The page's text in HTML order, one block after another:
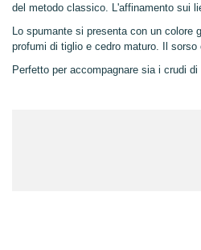
del metodo classico. L'affinamento sui
Lo spumante si presenta con un colore
profumi di tiglio e cedro maturo. Il
Perfetto per accompagnare sia i crudi